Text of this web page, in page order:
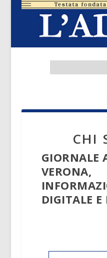
CHI
GIORNALE
VERONA,
DIGITALE E